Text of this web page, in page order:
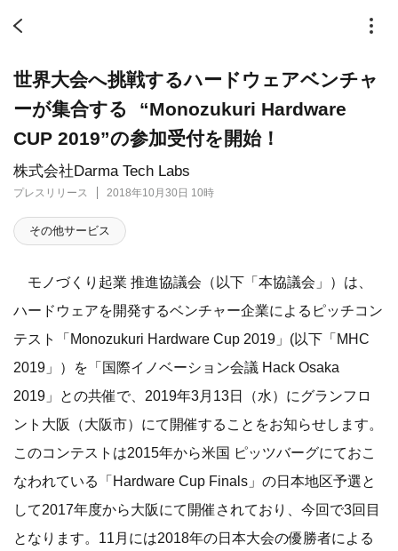
株式会社Darma Tech Labs
プレスリリース 2018年10月30日 10時
世界大会へ挑戦するハードウェアベンチャ
ーが集合する “Monozukuri Hardware
CUP 2019”の参加受付を開始！
その他サービス
モノづくり起業 推進協議会（以下「本協議会」）は、
ハードウェアを開発するベンチャー企業によるピッチコン
テスト「Monozukuri Hardware Cup 2019」(以下「MHC
2019」）を「国際イノベーション会議 Hack Osaka
2019」との共催で、2019年3月13日（水）にグランフロ
ント大阪（大阪市）にて開催することをお知らせします。
このコンテストは2015年から米国 ピッツバーグにておこ
なわれている「Hardware Cup Finals」の日本地区予選と
して2017年度から大阪にて開催されており、今回で3回目
となります。11月には2018年の日本大会の優勝者による